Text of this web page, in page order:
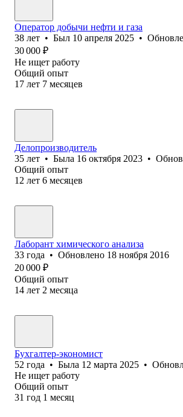
Оператор добычи нефти и газа
38 лет • Был 10 апреля 2025 •
30 000 ₽
Не ищет работу
Общий опыт
17 лет 7 месяцев
Делопроизводитель
35 лет • Была 16 октября 2023 •
Общий опыт
12 лет 6 месяцев
Лаборант химического анализа
33 года • Обновлено 18 ноября 2016
20 000 ₽
Общий опыт
14 лет 2 месяца
Бухгалтер-экономист
52 года • Была 12 марта 2025 •
Не ищет работу
Общий опыт
31 год 1 месяц